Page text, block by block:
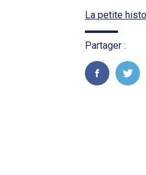
La petite
Partager :